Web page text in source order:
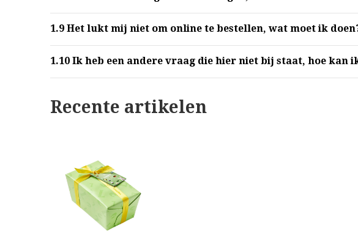
1.9 Het lukt mij niet om online te bestellen, wat moet ik
1.10 Ik heb een andere vraag die hier niet bij staat, hoe kan
Recente artikelen